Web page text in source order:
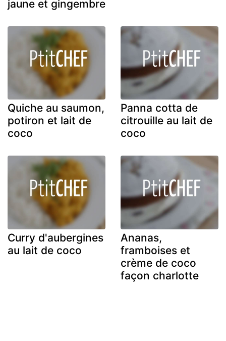
jaune et gingembre
Quiche au saumon,
potiron et lait de
coco
Panna cotta de
citrouille au lait de
coco
Curry d'aubergines
au lait de coco
Ananas,
framboises et
crème de coco
façon charlotte